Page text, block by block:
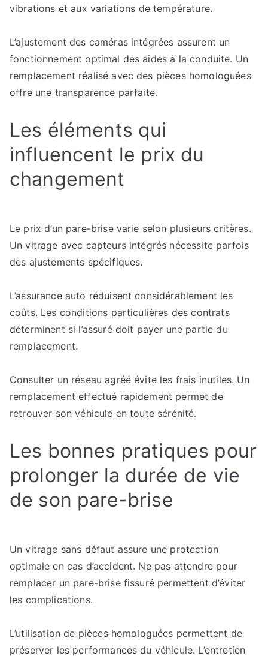
vibrations et aux variations de température.
L’ajustement des caméras intégrées assurent un
fonctionnement optimal des aides à la conduite. Un
remplacement réalisé avec des pièces homologuées
offre une transparence parfaite.
Les éléments qui
influencent le prix du
changement
Le prix d’un pare-brise varie selon plusieurs critères.
Un vitrage avec capteurs intégrés nécessite parfois
des ajustements spécifiques.
L’assurance auto réduisent considérablement les
coûts. Les conditions particulières des contrats
déterminent si l’assuré doit payer une partie du
remplacement.
Consulter un réseau agréé évite les frais inutiles. Un
remplacement effectué rapidement permet de
retrouver son véhicule en toute sérénité.
Les bonnes pratiques pour
prolonger la durée de vie
de son pare-brise
Un vitrage sans défaut assure une protection
optimale en cas d’accident. Ne pas attendre pour
remplacer un pare-brise fissuré permettent d’éviter
les complications.
L’utilisation de pièces homologuées permettent de
préserver les performances du véhicule. L’entretien